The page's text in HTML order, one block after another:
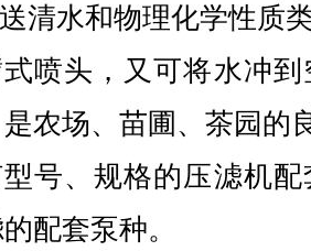
清水和物理化学性质
喷头，又可将水冲
农场、苗圃、茶园的
号、规格的压滤机
配套泵种。